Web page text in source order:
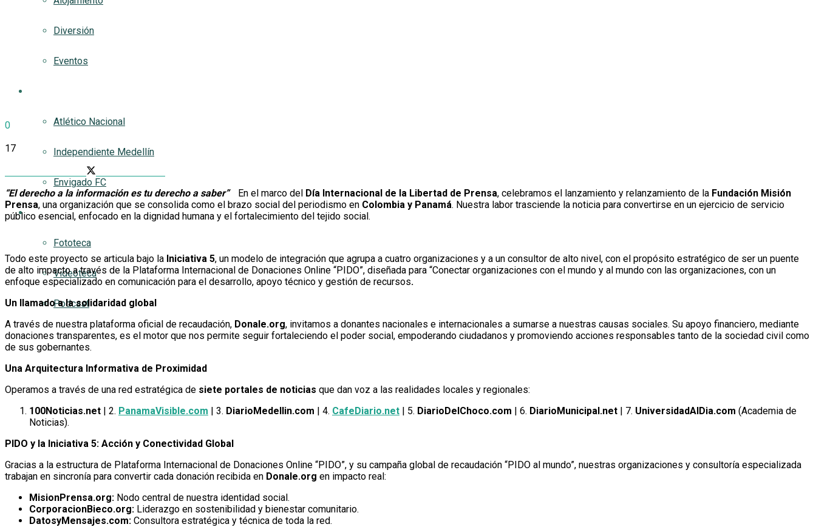
Diversión
Eventos
Atlético Nacional
Independiente Medellín
Envigado FC
Multimedia
Fototeca
Videoteca
Podcast
0
17
“El derecho a la información es tu derecho a saber”
En el marco del Día Internacional de la Libertad de Prensa, celebramos el lanzamiento y relanzamiento de la Fundación Misión
Prensa, una organización que se consolida como el brazo social del periodismo en Colombia y Panamá. Nuestra labor trasciende la noticia para convertirse en un ejercicio de servicio
público esencial, enfocado en la dignidad humana y el fortalecimiento del tejido social.
Todo este proyecto se articula bajo la Iniciativa 5, un modelo de integración que agrupa a cuatro organizaciones y a un consultor de alto nivel, con el propósito estratégico de ser un puente
de alto impacto a través de la Plataforma Internacional de Donaciones Online “PIDO”, diseñada para “Conectar organizaciones con el mundo y al mundo con las organizaciones, con un
enfoque especializado en comunicación para el desarrollo, apoyo técnico y gestión de recursos.
Un llamado a la solidaridad global
A través de nuestra plataforma oficial de recaudación, Donale.org, invitamos a donantes nacionales e internacionales a sumarse a nuestras causas sociales. Su apoyo financiero, mediante
donaciones transparentes, es el motor que nos permite seguir fortaleciendo el poder social, empoderando ciudadanos y promoviendo acciones responsables tanto de la sociedad civil como
de sus gobernantes.
Una Arquitectura Informativa de Proximidad
Operamos a través de una red estratégica de siete portales de noticias que dan voz a las realidades locales y regionales:
100Noticias.net | 2. PanamaVisible.com | 3. DiarioMedellin.com | 4. CafeDiario.net | 5. DiarioDelChoco.com | 6. DiarioMunicipal.net | 7. UniversidadAlDia.com (Academia de
Noticias).
PIDO y la Iniciativa 5: Acción y Conectividad Global
Gracias a la estructura de Plataforma Internacional de Donaciones Online “PIDO”, y su campaña global de recaudación “PIDO al mundo”, nuestras organizaciones y consultoría especializada
trabajan en sincronía para convertir cada donación recibida en Donale.org en impacto real:
MisionPrensa.org: Nodo central de nuestra identidad social.
CorporacionBieco.org: Liderazgo en sostenibilidad y bienestar comunitario.
DatosyMensajes.com: Consultora estratégica y técnica de toda la red.